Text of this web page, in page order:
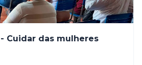
- Cuidar das mulheres